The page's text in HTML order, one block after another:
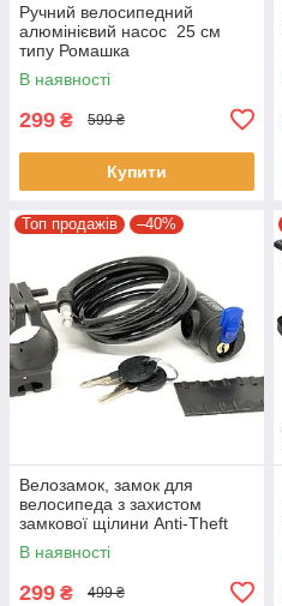
Ручний велосипедний
алюмінієвий насос 25 см
типу Ромашка
В наявності
299 ₴ 599 ₴
Купити
Топ продажів –40%
Велозамок, замок для
велосипеда з захистом
замкової щілини Anti-Theft
В наявності
299 ₴ 499 ₴